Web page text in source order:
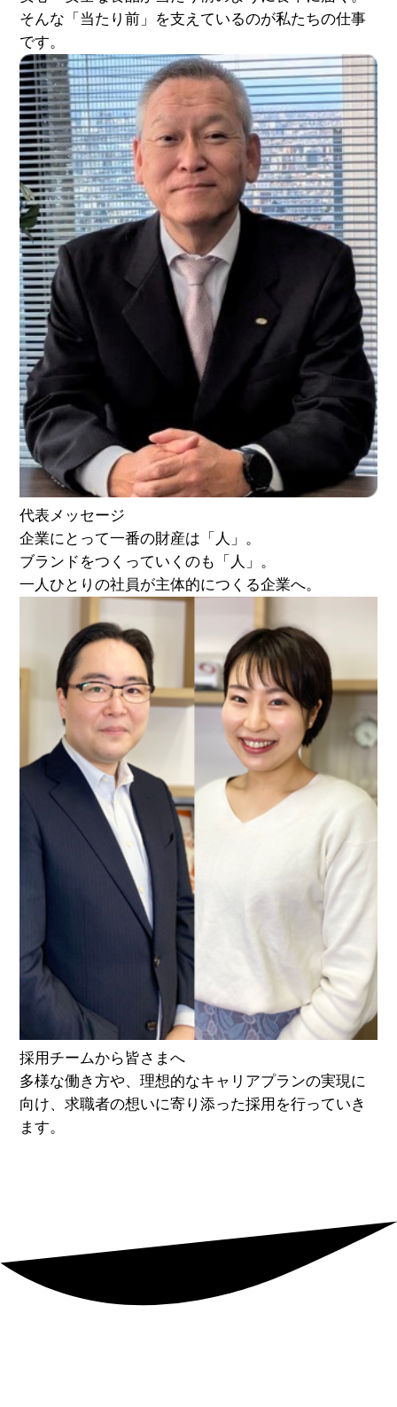
そんな「当たり前」を支えているのが私たちの仕事
です。
代表メッセージ
企業にとって一番の財産は「人」。
ブランドをつくっていくのも「人」。
一人ひとりの社員が主体的につくる企業へ。
採用チームから皆さまへ
多様な働き方や、理想的なキャリアプランの実現に
向け、求職者の想いに寄り添った採用を行っていき
ます。